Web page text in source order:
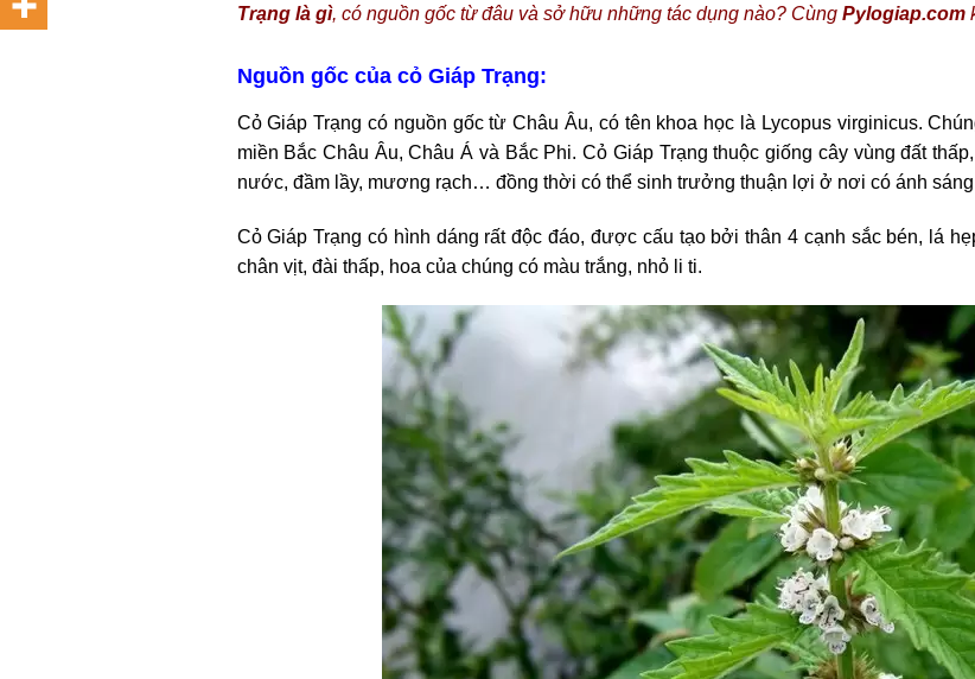
Trạng là gì, có nguồn gốc từ đâu và sở hữu những tác dụng nào? Cùng Pylogiap.com
Nguồn gốc của cỏ Giáp Trạng:
Cỏ Giáp Trạng có nguồn gốc từ Châu Âu, có tên khoa học là Lycopus virginicus.
miền Bắc Châu Âu, Châu Á và Bắc Phi. Cỏ Giáp Trạng thuộc giống cây vùng đất
nước, đầm lầy, mương rạch… đồng thời có thể sinh trưởng thuận lợi ở nơi có ánh sáng
Cỏ Giáp Trạng có hình dáng rất độc đáo, được cấu tạo bởi thân 4 cạnh sắc bén, lá
chân vịt, đài thấp, hoa của chúng có màu trắng, nhỏ li ti.